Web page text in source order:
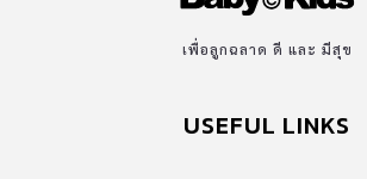
เพื่อลูกฉลาด ดี และ มีสุข
USEFUL LINKS